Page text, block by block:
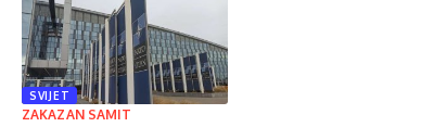
SVIJET
ZAKAZAN SAMIT